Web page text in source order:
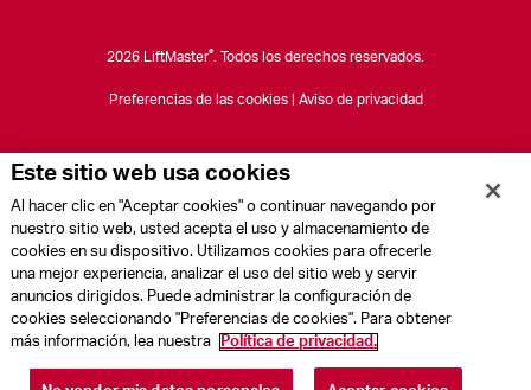
2026 LiftMaster® . Todos los derechos reservados.
Preferencias de las cookies| Aviso de privacidad
Este sitio web usa cookies
Al hacer clic en "Aceptar cookies" o continuar navegando por
nuestro sitio web, usted acepta el uso y almacenamiento de
cookies en su dispositivo. Utilizamos cookies para ofrecerle
una mejor experiencia, analizar el uso del sitio web y servir
anuncios dirigidos. Puede administrar la configuración de
cookies seleccionando "Preferencias de cookies". Para obtener
más información, lea nuestra
Política de privacidad.